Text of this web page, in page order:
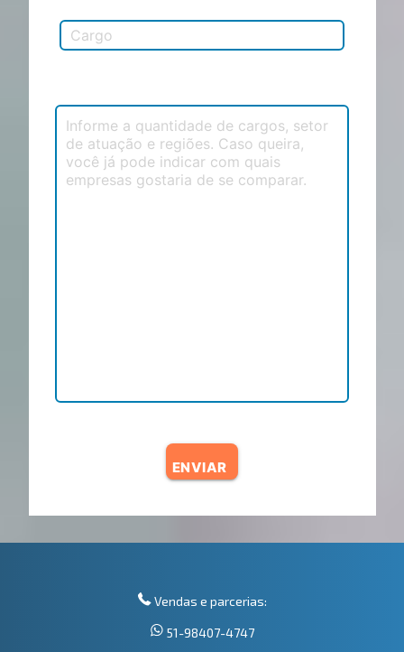
ENVIAR
Vendas e parcerias:
51-98407-4747